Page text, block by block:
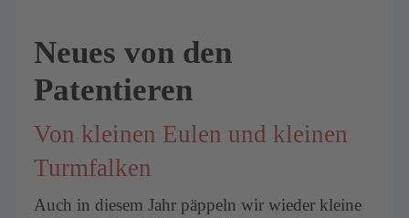
Neues von den
Patentieren
Von kleinen Eulen und kleinen
Turmfalken
Auch in diesem Jahr päppeln wir wieder kleine